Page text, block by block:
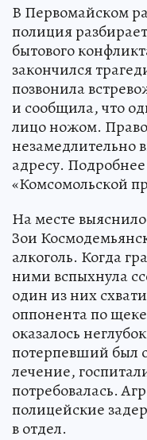
В Первомайском
полиция
бытового
закончился
позвонила
и сообщила, что
лицо ножом.
незамедлительно
адресу.
«Комсомольской
На месте
Зои
алкоголь. Когда
ними вспыхнула
один из них
оппонента по
оказалось
потерпевший был
лечение,
потребовалась.
полицейские
в отдел.